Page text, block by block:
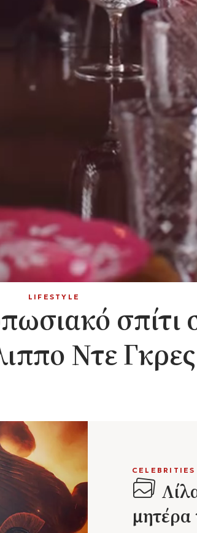
LIFESTYLE
σπίτι
Ντε Γκρες
CELEBRITIES